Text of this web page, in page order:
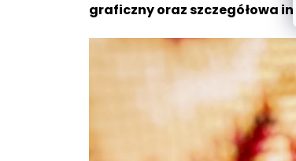
graficzny oraz szczegółowa